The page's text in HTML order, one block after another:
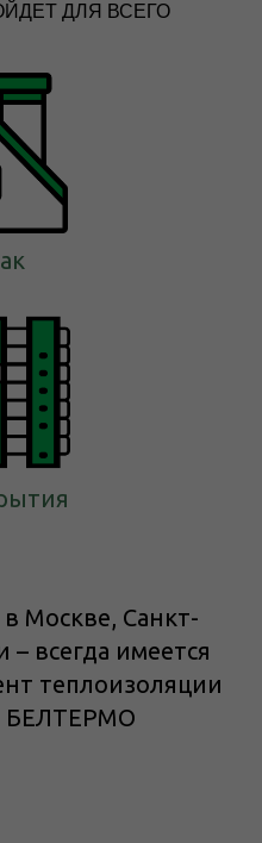
ДЛЯ ВСЕГО
Москве, Санкт-
– всегда имеется
теплоизоляции
БЕЛТЕРМО